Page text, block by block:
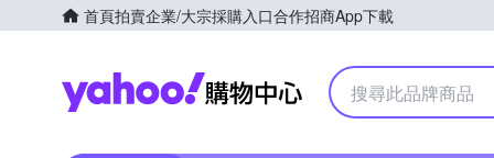
首頁拍賣企業/大宗採購入口合作招商App下載
Yahoo購物中心